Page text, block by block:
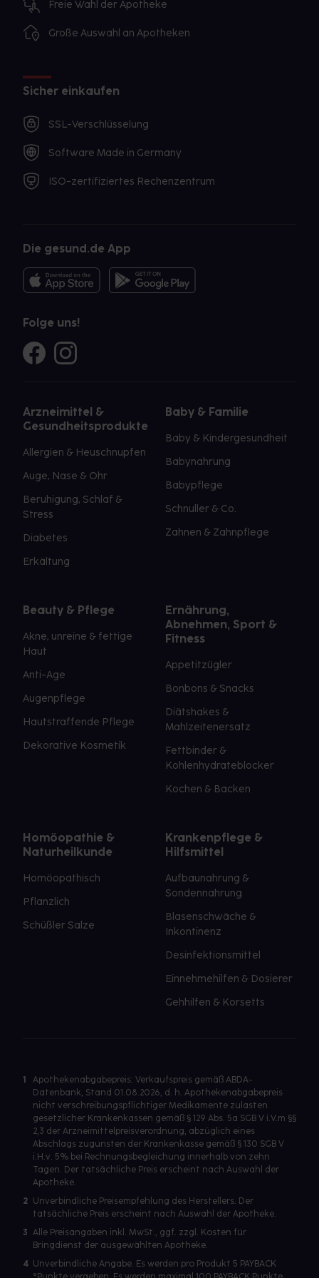
Freie Wahl der Apotheke
Große Auswahl an Apotheken
Sicher einkaufen
SSL-Verschlüsselung
Software Made in Germany
ISO-zertifiziertes Rechenzentrum
Die gesund.de App
Folge uns!
Arzneimittel &
Gesundheitsprodukte
Allergien & Heuschnupfen
Auge, Nase & Ohr
Beruhigung, Schlaf &
Stress
Diabetes
Erkältung
Baby & Familie
Baby & Kindergesundheit
Babynahrung
Babypflege
Schnuller & Co.
Zahnen & Zahnpflege
Beauty & Pflege
Akne, unreine & fettige
Haut
Anti-Age
Augenpflege
Hautstraffende Pflege
Dekorative Kosmetik
Ernährung,
Abnehmen, Sport &
Fitness
Appetitzügler
Bonbons & Snacks
Diätshakes &
Mahlzeitenersatz
Fettbinder &
Kohlenhydrateblocker
Kochen & Backen
Homöopathie &
Naturheilkunde
Homöopathisch
Pflanzlich
Schüßler Salze
Krankenpflege &
Hilfsmittel
Aufbaunahrung &
Sondennahrung
Blasenschwäche &
Inkontinenz
Desinfektionsmittel
Einnehmehilfen & Dosierer
Gehhilfen & Korsetts
1
Apothekenabgabepreis: Verkaufspreis gemäß ABDA-
Datenbank, Stand 01.08.2026, d. h. Apothekenabgabepreis
nicht verschreibungspflichtiger Medikamente zulasten
gesetzlicher Krankenkassen gemäß § 129 Abs. 5a SGB V i.V.m §§
2,3 der Arzneimittelpreisverordnung, abzüglich eines
Abschlags zugunsten der Krankenkasse gemäß § 130 SGB V
i.H.v. 5% bei Rechnungsbegleichung innerhalb von zehn
Tagen. Der tatsächliche Preis erscheint nach Auswahl der
Apotheke.
2 Unverbindliche Preisempfehlung des Herstellers. Der
tatsächliche Preis erscheint nach Auswahl der Apotheke.
3 Alle Preisangaben inkl. MwSt., ggf. zzgl. Kosten für
Bringdienst der ausgewählten Apotheke.
4 Unverbindliche Angabe. Es werden pro Produkt 5 PAYBACK